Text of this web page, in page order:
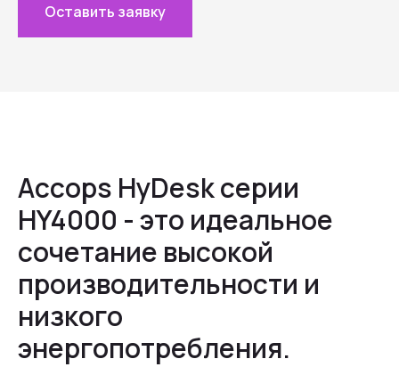
Оставить заявку
Accops HyDesk серии
HY4000 - это идеальное
сочетание высокой
производительности и
низкого
энергопотребления.